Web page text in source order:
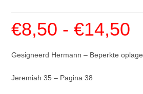
€8,50 - €14,50
Gesigneerd Hermann – Beperkte oplage
Jeremiah 35 – Pagina 38